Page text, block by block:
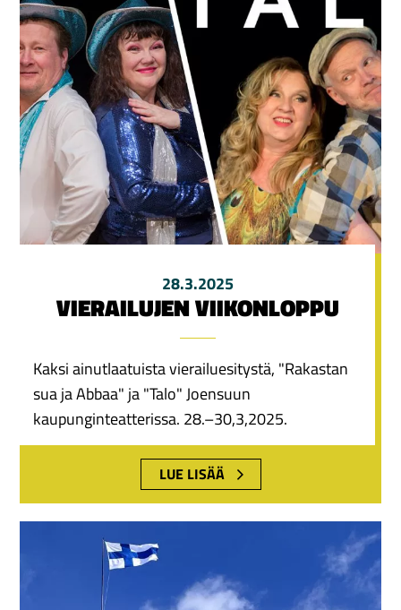
28.3.2025
VIERAILUJEN VIIKONLOPPU
Kaksi ainutlaatuista vierailuesitystä, "Rakastan
sua ja Abbaa" ja "Talo" Joensuun
kaupunginteatterissa. 28.–30,3,2025.
LUE LISÄÄ